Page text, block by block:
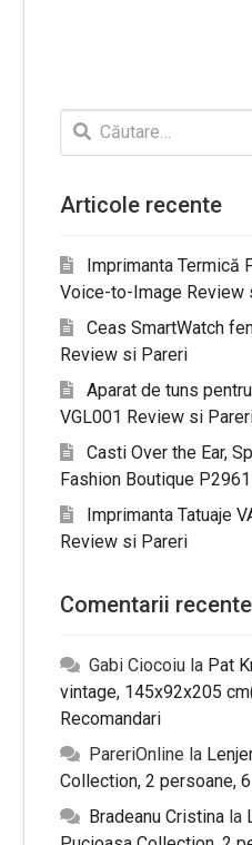
Caută
Articole recente
Imprimanta Termică
Voice-to-Image Review
Ceas SmartWatch
Review si Pareri
Aparat de tuns
VGL001 Review si
Casti Over the Ear,
Fashion Boutique
Imprimanta Tatuaje
Review si Pareri
Comentarii recente
Gabi Ciocoiu la Pat
vintage, 145x92x205
Recomandari
PareriOnline la
Collection, 2 persoane,
Bradeanu Cristina la